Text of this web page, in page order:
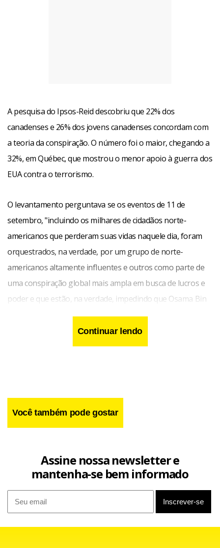
A pesquisa do Ipsos-Reid descobriu que 22% dos
canadenses e 26% dos jovens canadenses concordam com
a teoria da conspiração. O número foi o maior, chegando a
32%, em Québec, que mostrou o menor apoio à guerra dos
EUA contra o terrorismo.
O levantamento perguntava se os eventos de 11 de
setembro, "incluindo os milhares de cidadãos norte-
americanos que perderam suas vidas naquele dia, foram
orquestrados, na verdade, por um grupo de norte-
americanos altamente influentes e outros como parte de
uma conspiração global mais ampla em busca de lucros e
poder e que estão, na verdade, impedindo que Osama Bin
Laden seja capturado".
Continuar lendo
Você também pode gostar
Assine nossa newsletter e
mantenha-se bem informado